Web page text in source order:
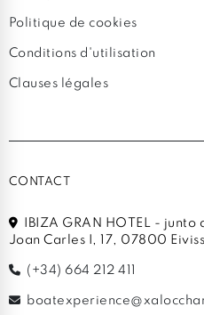
Politique de cookies
Conditions d'utilisation
Clauses légales
CONTACT
IBIZA GRAN HOTEL - junto
Joan Carles I, 17, 07800
(+34) 664 212 411